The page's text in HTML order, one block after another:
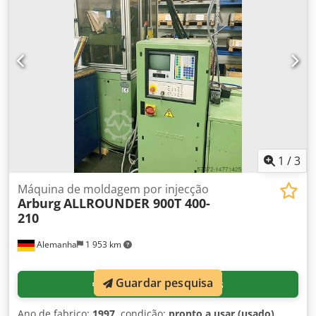
1 /3
Alemanha 1 953 km
Máquina de moldagem por injecção
ArburgALLROUNDER 900T 400-
210
Informação de preços
Guardar pesquisa